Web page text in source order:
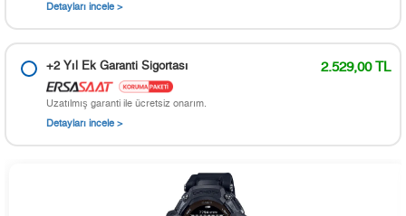
Detayları incele >
+2 Yıl Ek Garanti Sigortası 2.529,00 TL
Uzatılmış garanti ile ücretsiz onarım.
Detayları incele >